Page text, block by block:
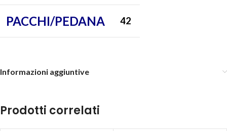
PACCHI/PEDANA 42
Informazioni aggiuntive
Prodotti correlati